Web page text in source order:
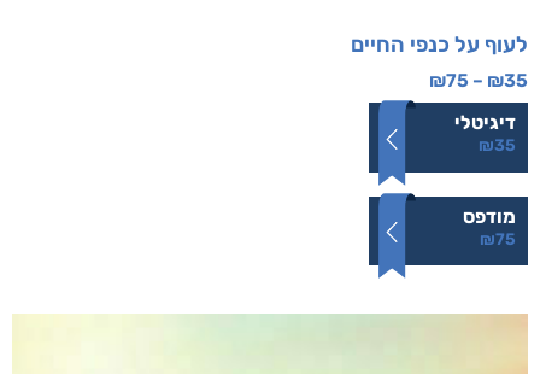
לעוף על כנפי החיים
₪35
–
₪75
דיגיטלי
₪35
מודפס
₪75